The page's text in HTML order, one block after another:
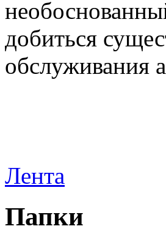
добиться
обслуживания
Лента
Папки